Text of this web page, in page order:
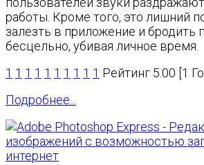
работы. Кроме того, это лишний
залезть в приложение и бродить
бесцельно, убивая личное время.
1 1 1 1 1 1 1 1 1 1 Рейтинг 5.00 [1
Подробнее...